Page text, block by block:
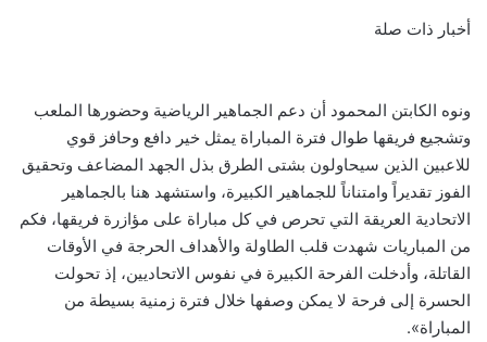
أخبار ذات صلة
ونوه الكابتن المحمود أن دعم الجماهير الرياضية وحضورها الملعب
وتشجيع فريقها طوال فترة المباراة يمثل خير دافع وحافز قوي
للاعبين الذين سيحاولون بشتى الطرق بذل الجهد المضاعف وتحقيق
الفوز تقديراً وامتناناً للجماهير الكبيرة، واستشهد هنا بالجماهير
الاتحادية العريقة التي تحرص في كل مباراة على مؤازرة فريقها، فكم
من المباريات شهدت قلب الطاولة والأهداف الحرجة في الأوقات
القاتلة، وأدخلت الفرحة الكبيرة في نفوس الاتحاديين، إذ تحولت
الحسرة إلى فرحة لا يمكن وصفها خلال فترة زمنية بسيطة من
المباراة».